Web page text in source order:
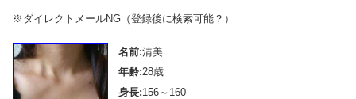
※ダイレクトメールNG（登録後に検索可能？）
名前:清美
年齢:28歳
身長:156～160